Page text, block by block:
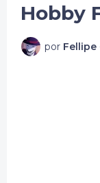
Hobby
por Fellipe